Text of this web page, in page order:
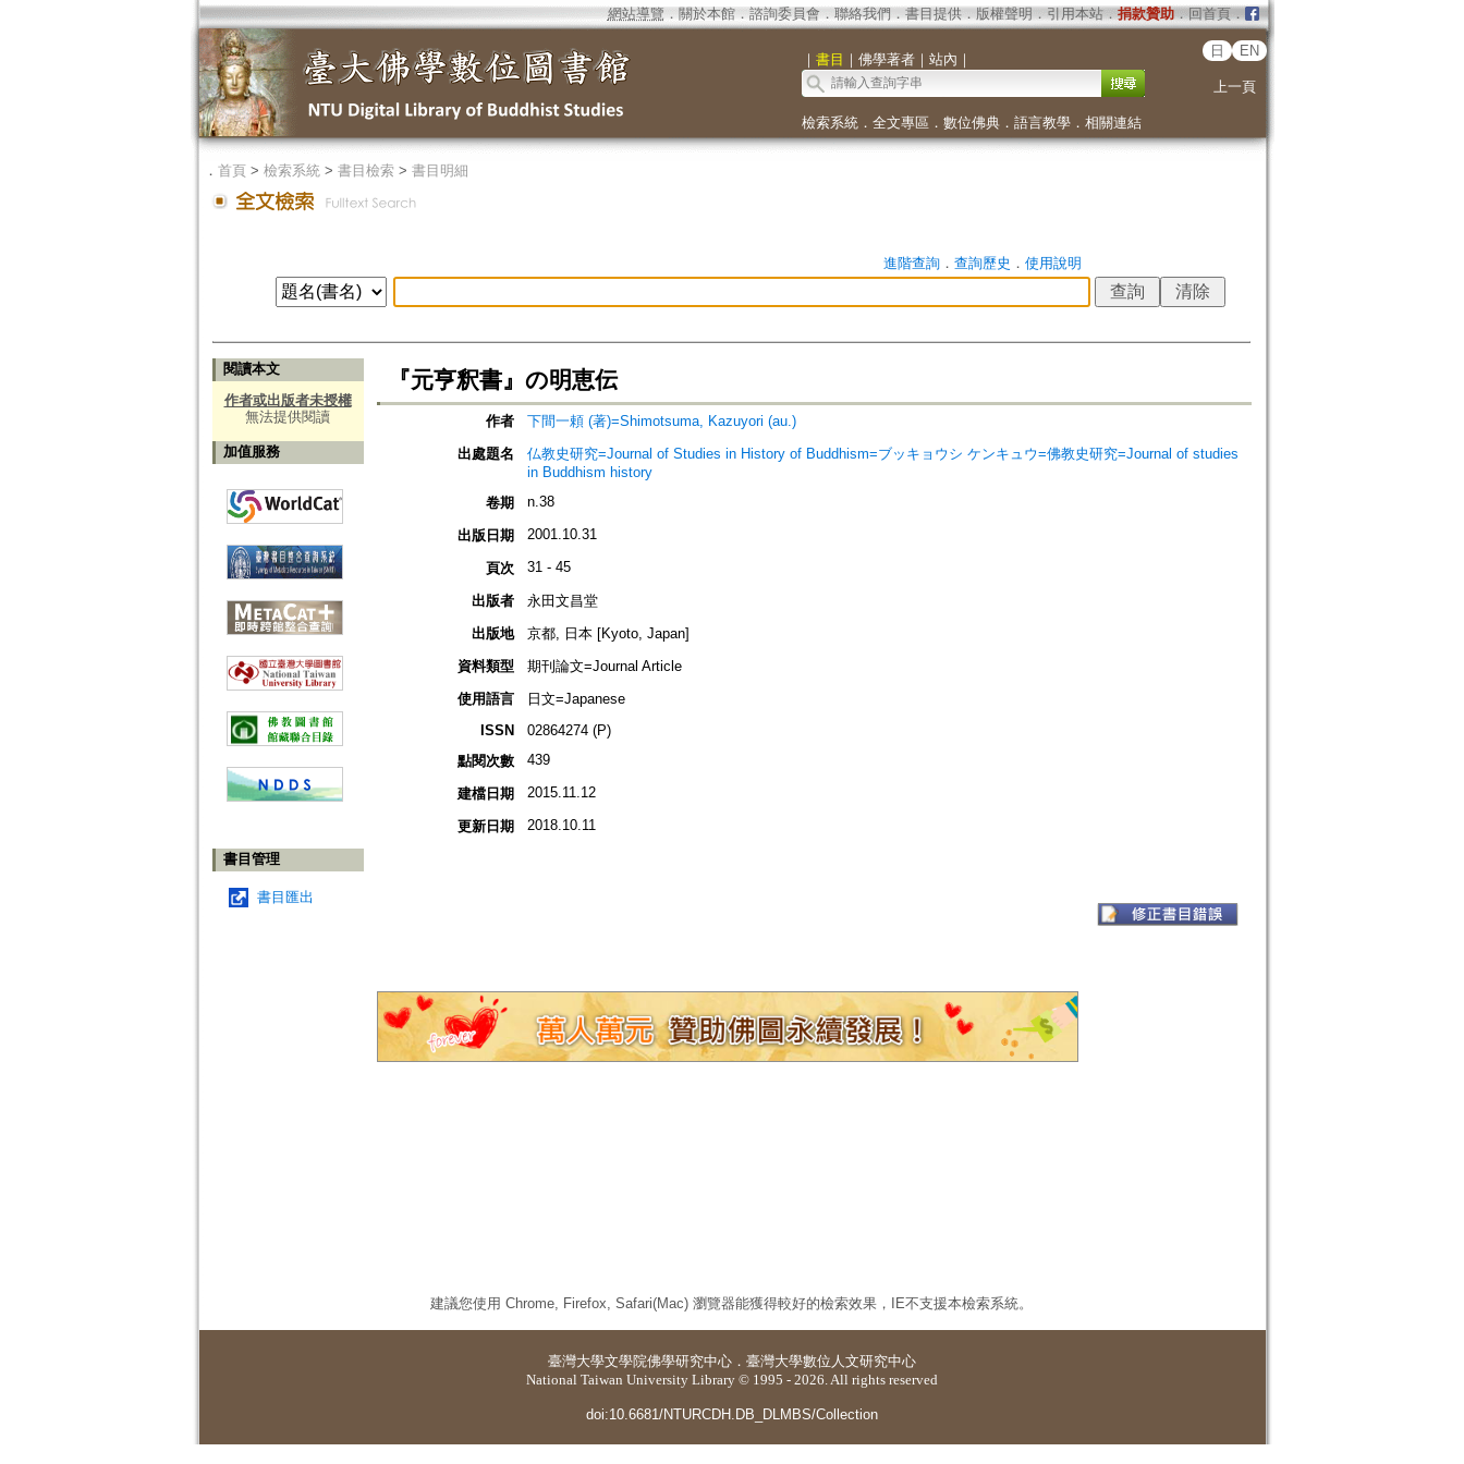
網站導覽 ． 關於本館． 諮詢委員會． 聯絡我們 ． 書目提供． 版權聲明 ． 引用本站． 捐款贊助．回首頁．
｜ 書目 ｜ 佛學著者｜ 站內 ｜
日 EN
上一頁
檢索系統． 全文專區 ． 數位佛典． 語言教學． 相關連結
． 首頁> 檢索系統> 書目檢索> 書目明細
進階查詢． 查詢歷史 ． 使用說明
閱讀本文
作者或出版者未授權
無法提供閱讀
加值服務
書目管理
書目匯出
『元亨釈書』の明恵伝
作者
下間一頼 (著)=Shimotsuma, Kazuyori (au.)
出處題名
仏教史研究=Journal of Studies in History of Buddhism=ブッキョウシ ケンキュウ=佛教史研究=Journal of studies
in Buddhism history
卷期
n.38
出版日期 2001.10.31
頁次 31 - 45
出版者
永田文昌堂
出版地
京都, 日本 [Kyoto, Japan]
資料類型
期刊論文=Journal Article
使用語言
日文=Japanese
ISSN
02864274 (P)
點閱次數
439
建檔日期 2015.11.12
更新日期 2018.10.11
建議您使用 Chrome, Firefox, Safari(Mac) 瀏覽器能獲得較好的檢索效果，IE不支援本檢索系統。
臺灣大學文學院佛學研究中心 ． 臺灣大學數位人文研究中心
National Taiwan University Library © 1995 - 2026. All rights reserved
doi:10.6681/NTURCDH.DB_DLMBS/Collection